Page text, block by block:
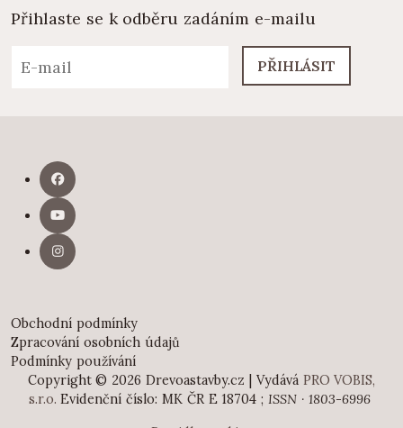
Přihlaste se k odběru zadáním e-mailu
PŘIHLÁSIT
Obchodní podmínky
Zpracování osobních údajů
Podmínky používání
Copyright © 2026 Drevoastavby.cz | Vydává PRO VOBIS,
s.r.o. Evidenční číslo: MK ČR E 18704 ; ISSN · 1803-6996